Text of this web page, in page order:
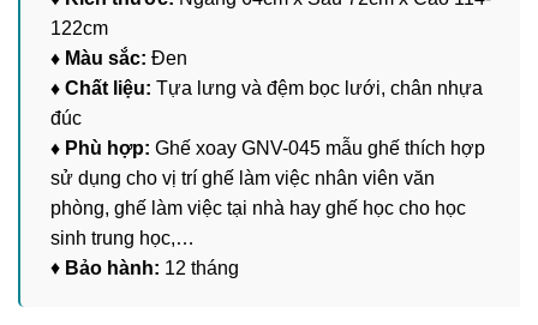
122cm
♦ Màu sắc: Đen
♦ Chất liệu: Tựa lưng và đệm bọc lưới, chân nhựa
đúc
♦ Phù hợp: Ghế xoay GNV-045 mẫu ghế thích hợp
sử dụng cho vị trí ghế làm việc nhân viên văn
phòng, ghế làm việc tại nhà hay ghế học cho học
sinh trung học,…
♦ Bảo hành: 12 tháng